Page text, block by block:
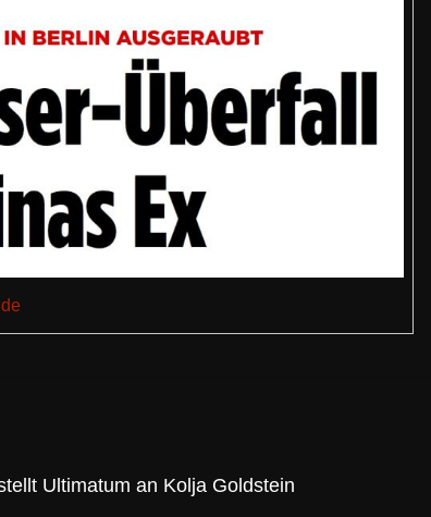
Ultimatum an Kolja Goldstein